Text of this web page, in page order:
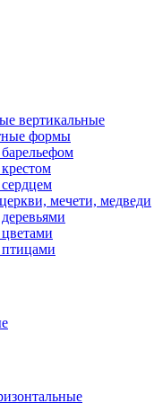
вертикальные
формы
мечети, медведи